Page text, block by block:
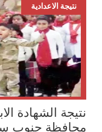
نتيجة الاعدادية
نتيجة الشهادة
محافظة جنوب سيناء